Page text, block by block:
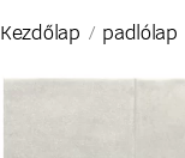
Kezdőlap / padlólap